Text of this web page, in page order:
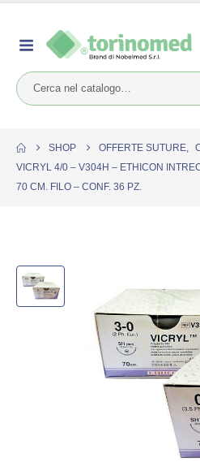
SHOP OFFERTE SUTURE,
VICRYL 4/0 – V304H – ETHICON
70 CM. FILO – CONF. 36 PZ.